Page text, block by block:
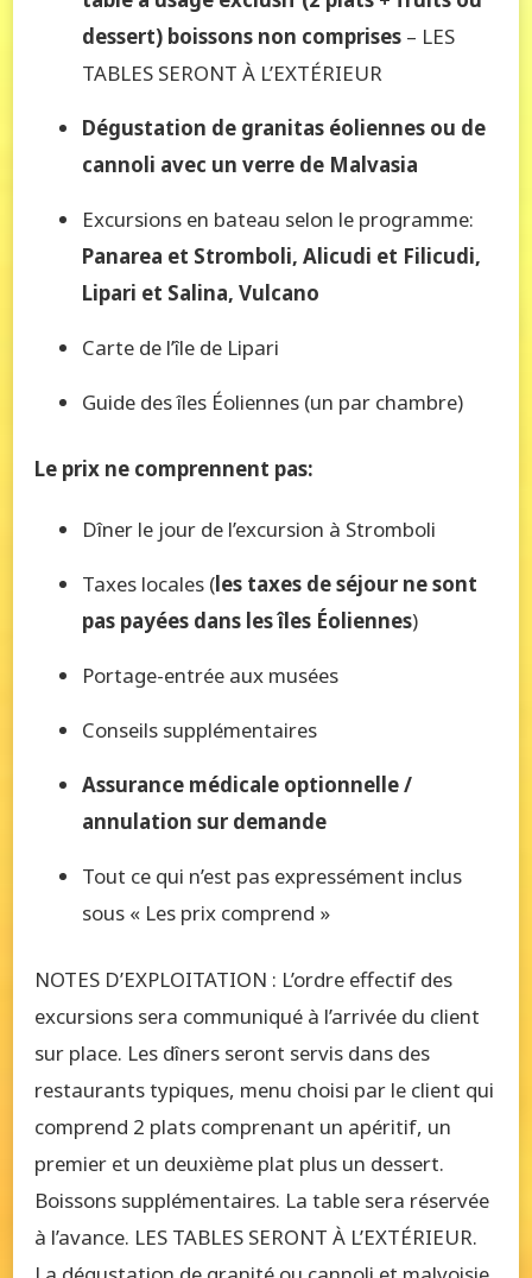
dessert) boissons non comprises – LES
TABLES SERONT À L’EXTÉRIEUR
Dégustation de granitas éoliennes ou de
cannoli avec un verre de Malvasia
Excursions en bateau selon le programme:
Panarea et Stromboli, Alicudi et Filicudi,
Lipari et Salina, Vulcano
Carte de l’île de Lipari
Guide des îles Éoliennes (un par chambre)
Le prix ne comprennent pas:
Dîner le jour de l’excursion à Stromboli
Taxes locales (les taxes de séjour ne sont
pas payées dans les îles Éoliennes)
Portage-entrée aux musées
Conseils supplémentaires
Assurance médicale optionnelle /
annulation sur demande
Tout ce qui n’est pas expressément inclus
sous « Les prix comprend »
NOTES D’EXPLOITATION : L’ordre effectif des
excursions sera communiqué à l’arrivée du client
sur place. Les dîners seront servis dans des
restaurants typiques, menu choisi par le client qui
comprend 2 plats comprenant un apéritif, un
premier et un deuxième plat plus un dessert.
Boissons supplémentaires. La table sera réservée
à l’avance. LES TABLES SERONT À L’EXTÉRIEUR.